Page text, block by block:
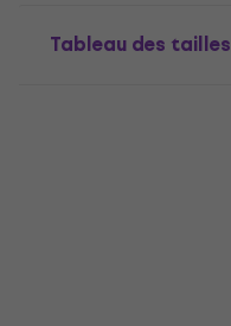
Tableau des tailles